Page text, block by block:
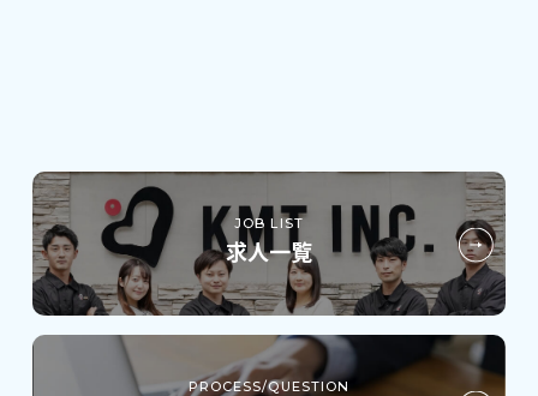
JOB LIST
求人一覧
PROCESS/QUESTION